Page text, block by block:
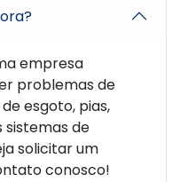
empresa
problemas de
esgoto, pias,
sistemas de
solicitar um
conosco!